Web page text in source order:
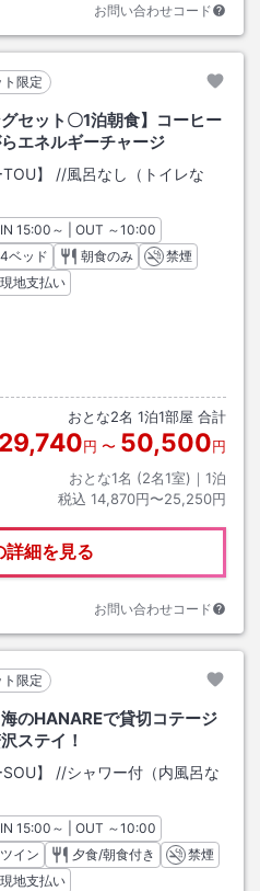
お問い合わせコード
ト限定
セット〇1泊朝食】コーヒー
エネルギーチャージ
】 //風呂なし（トイレな
INチェックイン
15:00 ～ | OUT チェックアウト
～10:00
4ベッド
朝食のみ
禁煙
現地支払い
おとな2名 1泊1部屋 合計
29,740円 〜 50,500円
おとな1名 (2名1室)｜ 1泊
税込 14,870円〜25,250円
詳細を見る
お問い合わせコード
ト限定
のHANAREで貸切コテージ
ステイ！
】 //シャワー付（内風呂な
INチェックイン
15:00 ～ | OUT チェックアウト
～10:00
ツイン
夕食/朝食付き
禁煙
現地支払い